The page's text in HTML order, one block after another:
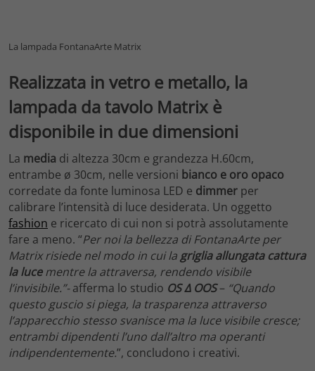
La lampada FontanaArte Matrix
Realizzata in vetro e metallo, la
lampada da tavolo Matrix è
disponibile in due dimensioni
La media di altezza 30cm e grandezza H.60cm,
entrambe ø 30cm, nelle versioni bianco e oro opaco
corredate da fonte luminosa LED e dimmer per
calibrare l’intensità di luce desiderata. Un oggetto
fashion e ricercato di cui non si potrà assolutamente
fare a meno. “Per noi la bellezza di FontanaArte per
Matrix risiede nel modo in cui la griglia allungata cattura
la lucementre la attraversa, rendendo visibile
l’invisibile.”-afferma lo studio OS ∆ OOS– “Quando
questo guscio si piega, la trasparenza attraverso
l’apparecchio stesso svanisce ma la luce visibile cresce;
entrambi dipendenti l’uno dall’altro ma operanti
indipendentemente.”, concludono i creativi.